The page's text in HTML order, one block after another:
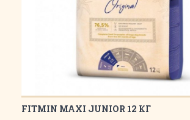
FITMIN MAXI JUNIOR 12 КГ